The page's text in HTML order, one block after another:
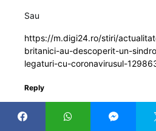
Sau
https://m.digi24.ro/stiri/
britanici-au-descoperit-un-
legaturi-cu-coronavirusul-
Reply